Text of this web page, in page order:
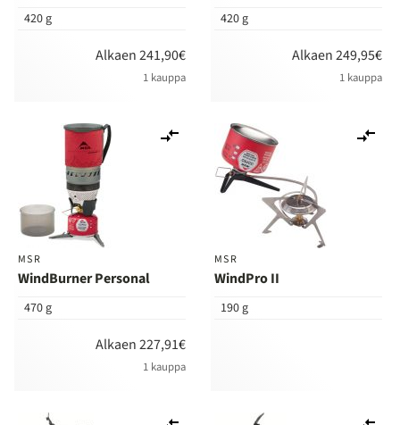
420 g
Alkaen 241,90€
1 kauppa
420 g
Alkaen 249,95€
1 kauppa
MSR
WindBurner Personal
470 g
Alkaen 227,91€
1 kauppa
vertailuun
MSR
WindPro II
190 g